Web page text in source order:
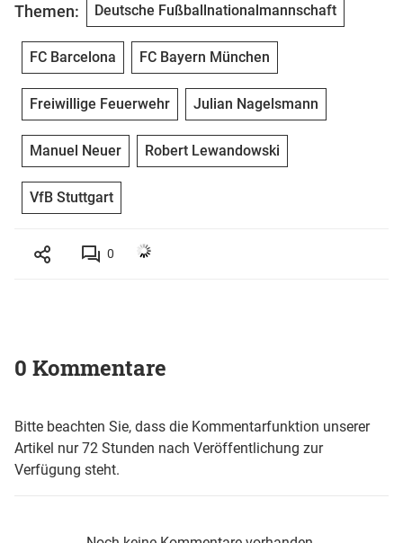
Themen: Deutsche Fußballnationalmannschaft
FC Barcelona FC Bayern München
Freiwillige Feuerwehr Julian Nagelsmann
Manuel Neuer Robert Lewandowski
VfB Stuttgart
0
0 Kommentare
Bitte beachten Sie, dass die Kommentarfunktion unserer
Artikel nur 72 Stunden nach Veröffentlichung zur
Verfügung steht.